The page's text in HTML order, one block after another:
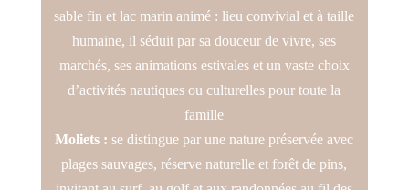
sable fin et lac marin animé : lieu convivial et à taille
humaine, il séduit par sa douceur de vivre, ses
marchés, ses animations estivales et un vaste choix
d’activités nautiques ou culturelles pour toute la
famille
Moliets : se distingue par une nature préservée avec
plages sauvages, réserve naturelle et forêt de pins,